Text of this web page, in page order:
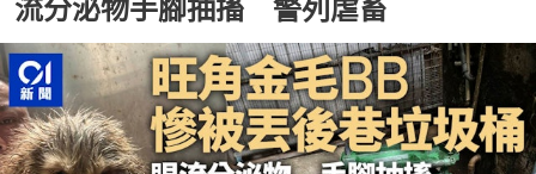
流分泌物手腳抽搐 警列虐畜